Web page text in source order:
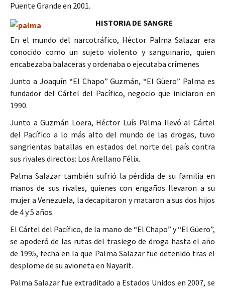
Puente Grande en 2001.
HISTORIA DE SANGRE
En el mundo del narcotráfico, Héctor Palma Salazar era
conocido como un sujeto violento y sanguinario, quien
encabezaba balaceras y ordenaba o ejecutaba crímenes
Junto a Joaquín “El Chapo” Guzmán, “El Güero” Palma es
fundador del Cártel del Pacífico, negocio que iniciaron en
1990.
Junto a Guzmán Loera, Héctor Luís Palma llevó al Cártel
del Pacífico a lo más alto del mundo de las drogas, tuvo
sangrientas batallas en estados del norte del país contra
sus rivales directos: Los Arellano Félix.
Palma Salazar también sufrió la pérdida de su familia en
manos de sus rivales, quienes con engaños llevaron a su
mujer a Venezuela, la decapitaron y mataron a sus dos hijos
de 4 y 5 años.
El Cártel del Pacífico, de la mano de “El Chapo” y “El Güero”,
se apoderó de las rutas del trasiego de droga hasta el año
de 1995, fecha en la que Palma Salazar fue detenido tras el
desplome de su avioneta en Nayarit.
Palma Salazar fue extraditado a Estados Unidos en 2007, se